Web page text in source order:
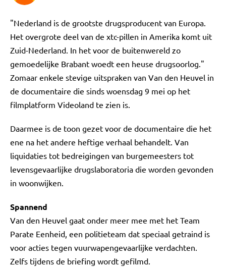
"Nederland is de grootste drugsproducent van Europa.
Het overgrote deel van de xtc-pillen in Amerika komt uit
Zuid-Nederland. In het voor de buitenwereld zo
gemoedelijke Brabant woedt een heuse drugsoorlog."
Zomaar enkele stevige uitspraken van Van den Heuvel in
de documentaire die sinds woensdag 9 mei op het
filmplatform Videoland te zien is.
Daarmee is de toon gezet voor de documentaire die het
ene na het andere heftige verhaal behandelt. Van
liquidaties tot bedreigingen van burgemeesters tot
levensgevaarlijke drugslaboratoria die worden gevonden
in woonwijken.
Spannend
Van den Heuvel gaat onder meer mee met het Team
Parate Eenheid, een politieteam dat speciaal getraind is
voor acties tegen vuurwapengevaarlijke verdachten.
Zelfs tijdens de briefing wordt gefilmd.